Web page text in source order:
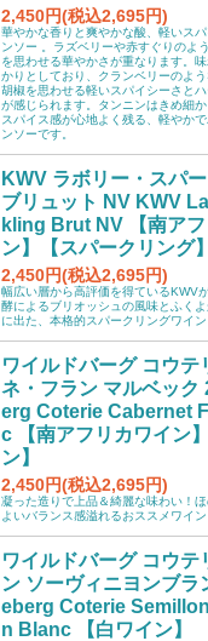
2,450円(税込2,695円)
華やかな香りと爽やかな酸、軽いス
ンソー 。ラズベリーや赤すぐりのよ
を思わせる華やかさが重なります。
かりとしており、クランベリーのよ
胡椒を思わせる軽いスパイシーさと
が感じられます。タンニンはきめ細
スパイス感が心地よく残る、軽やか
ンソーです。
KWV ラボリー・スパー
ブリュット NV KWV
kling Brut NV 【南アフ
ン】【スパークリング】
2,450円(税込2,695円)
幅広い層から高評価を得ているKWV
酵によるブリオッシュの風味とふく
に出た、本格的スパークリングワイン
ワイルドバーグ コウテ
ネ・フラン マルベック
erg Coterie Cabernet
c 【南アフリカワイン
ン】
2,450円(税込2,695円)
凝った造りで上品＆綺麗な味わい！
よいバランス感溢れるおススメワイン
ワイルドバーグ コウテ
ン ソーヴィニヨンブラ
eberg Coterie
n Blanc 【白ワイン】